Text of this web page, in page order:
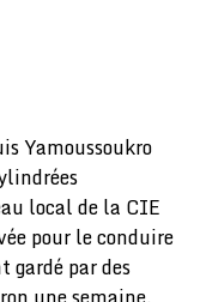
Yamoussoukro
local de la CIE
pour le conduire
gardé par des